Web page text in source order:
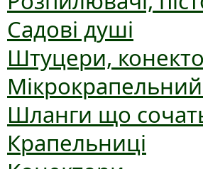
Садові душі
Штуцери,
Шланги що
Крапельниці